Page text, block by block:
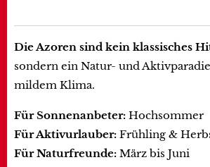
Die Azoren sind kein klassisches
sondern ein Natur- und
mildem Klima.
Für Sonnenanbeter: Hochsommer
Für Aktivurlauber: Frühling &
Für Naturfreunde: März bis Juni